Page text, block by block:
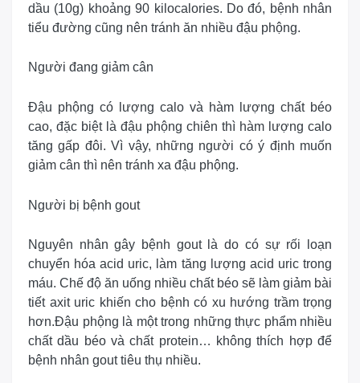
dầu (10g) khoảng 90 kilocalories. Do đó, bệnh nhân
tiểu đường cũng nên tránh ăn nhiều đậu phộng.
Người đang giảm cân
Đậu phộng có lượng calo và hàm lượng chất béo
cao, đặc biệt là đậu phộng chiên thì hàm lượng calo
tăng gấp đôi. Vì vậy, những người có ý định muốn
giảm cân thì nên tránh xa đậu phộng.
Người bị bệnh gout
Nguyên nhân gây bệnh gout là do có sự rối loạn
chuyển hóa acid uric, làm tăng lượng acid uric trong
máu. Chế độ ăn uống nhiều chất béo sẽ làm giảm bài
tiết axit uric khiến cho bệnh có xu hướng trầm trọng
hơn.Đậu phộng là một trong những thực phẩm nhiều
chất dầu béo và chất protein… không thích hợp để
bệnh nhân gout tiêu thụ nhiều.